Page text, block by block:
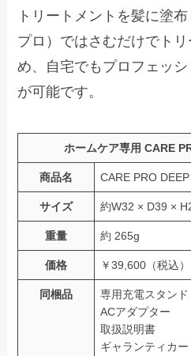
トリートメントを髪に塗
プロ）ではさむだけでト
め、自宅でもプロフェッ
が可能です。
ホームケア専用 CARE
商品名 CARE PRO DEEP
サイズ 約W32 × D39 ×
重量 約 265g
価格 ￥39,600（税込）
同梱品
専用充電スタンド
ACアダプター
取扱説明書
ギャランティカー